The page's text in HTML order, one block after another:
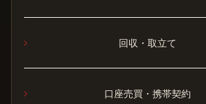
回収・取立て
口座売買・携帯契約